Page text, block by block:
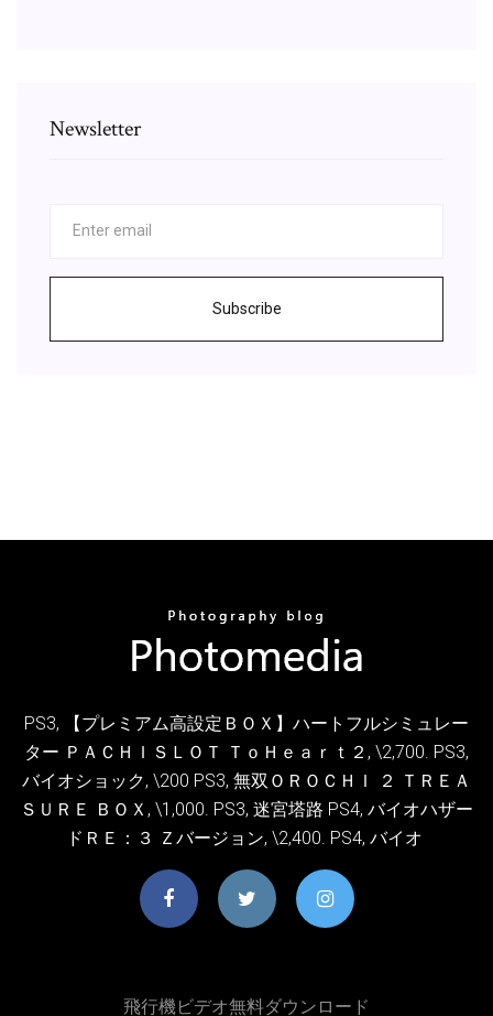
Newsletter
Subscribe
PS3, 【プレミアム高設定ＢＯＸ】ハートフルシミュレー
ター ＰＡＣＨＩＳＬＯＴ ＴｏＨｅａｒｔ２, \2,700. PS3,
バイオショック, \200 PS3, 無双ＯＲＯＣＨＩ ２ ＴＲＥＡ
ＳＵＲＥ ＢＯＸ, \1,000. PS3, 迷宮塔路 PS4, バイオハザー
ドＲＥ：３ Ｚバージョン, \2,400. PS4, バイオ
飛行機ビデオ無料ダウンロード